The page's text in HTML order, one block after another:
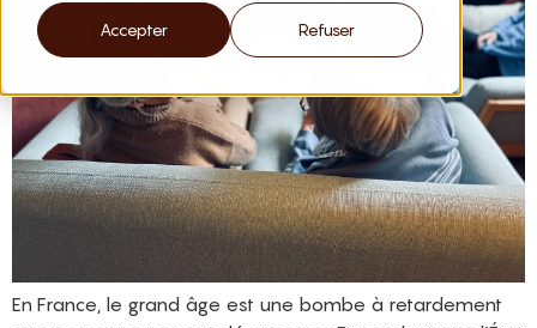
Accepter Refuser
En France, le grand âge est une bombe à retardement